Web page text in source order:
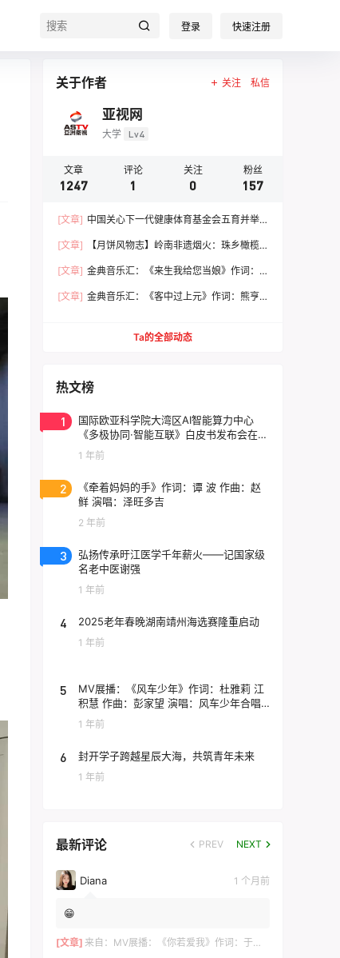
登录 快速注册
关于作者 关注 私信
亚视网
大学 Lv4
文章
1247
评论
1
关注
0
粉丝
157
[文章] 中国关心下一代健康体育基金会五育并举
[文章]
【月饼风物志】岭南非遗烟火：珠乡橄榄
[文章] 金典音乐汇：《来生我给您当娘》作词：
[文章] 金典音乐汇：《客中过上元》作词：熊亨
Ta的全部动态
热文榜
1
国际欧亚科学院大湾区AI智能算力中心
《多极协同·智能互联》白皮书发布会在东
莞云计算中心举行
1 年前
2
《牵着妈妈的手》作词：谭 波 作曲：赵
鲜 演唱：泽旺多吉
2 年前
3
弘扬传承旴江医学千年薪火——记国家级
名老中医谢强
1 年前
4 2025老年春晚湖南靖州海选赛隆重启动
1 年前
5
MV展播：《风车少年》作词：杜雅莉 江
积慧 作曲：彭家望 演唱：风车少年合唱
团
1 年前
6 封开学子跨越星辰大海，共筑青年未来
1 年前
最新评论 PREV NEXT
Diana 1 个月前
😁
[文章] 来自： MV展播：《你若爱我》作词：于术芹 作曲：高明军 演唱：于萌萌